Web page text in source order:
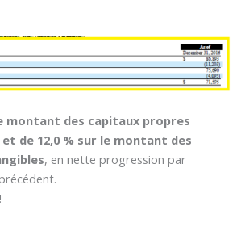
montant des capitaux propres
de 12,0 % sur le montant des
, en nette progression par